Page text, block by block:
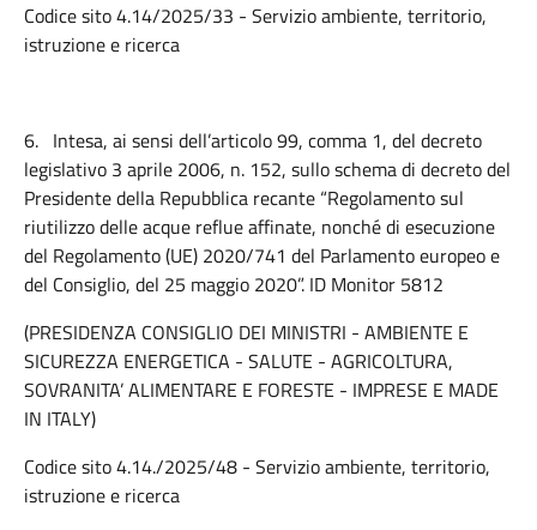
Codice sito 4.14/2025/33 - Servizio ambiente, territorio,
istruzione e ricerca
6. Intesa, ai sensi dell’articolo 99, comma 1, del decreto
legislativo 3 aprile 2006, n. 152, sullo schema di decreto del
Presidente della Repubblica recante “Regolamento sul
riutilizzo delle acque reflue affinate, nonché di esecuzione
del Regolamento (UE) 2020/741 del Parlamento europeo e
del Consiglio, del 25 maggio 2020”. ID Monitor 5812
(PRESIDENZA CONSIGLIO DEI MINISTRI - AMBIENTE E
SICUREZZA ENERGETICA - SALUTE - AGRICOLTURA,
SOVRANITA’ ALIMENTARE E FORESTE - IMPRESE E MADE
IN ITALY)
Codice sito 4.14./2025/48 - Servizio ambiente, territorio,
istruzione e ricerca